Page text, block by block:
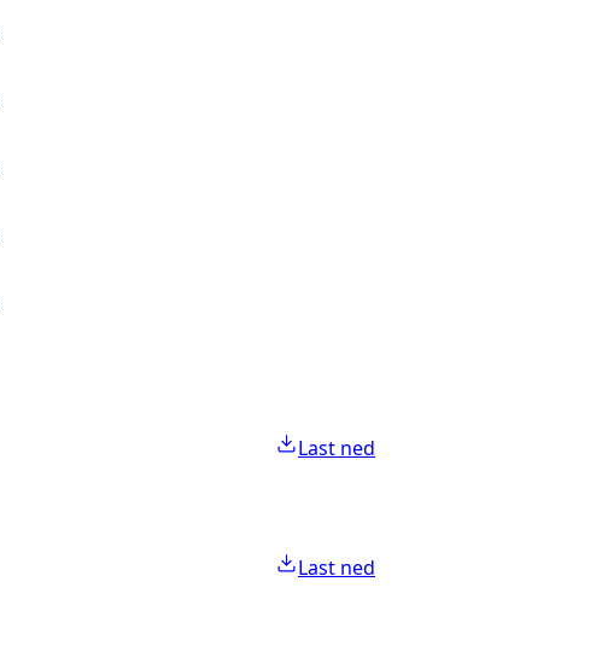
Last ned
Last ned